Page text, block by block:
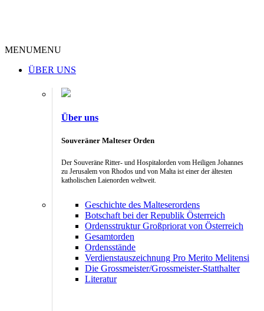
MENUMENU
ÜBER UNS
Über uns
Souveräner Malteser Orden
Der Souveräne Ritter- und Hospitalorden vom Heiligen Johannes
zu Jerusalem von Rhodos und von Malta ist einer der ältesten
katholischen Laienorden weltweit.
Geschichte des Malteserordens
Botschaft bei der Republik Österreich
Ordensstruktur Großpriorat von Österreich
Gesamtorden
Ordensstände
Verdienstauszeichnung Pro Merito Melitensi
Die Grossmeister/Grossmeister-Statthalter
Literatur